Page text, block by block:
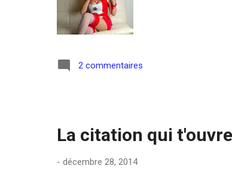
2 commentaires
La citation qui
- décembre 28, 2014